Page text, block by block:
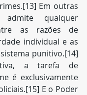
Em outras
admite qualquer
as razões de
individual e as
punitivo.[14]
a tarefa de
é exclusivamente
E o Poder